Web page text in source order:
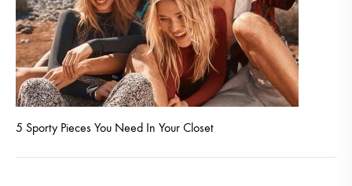
5 Sporty Pieces You Need In Your Closet